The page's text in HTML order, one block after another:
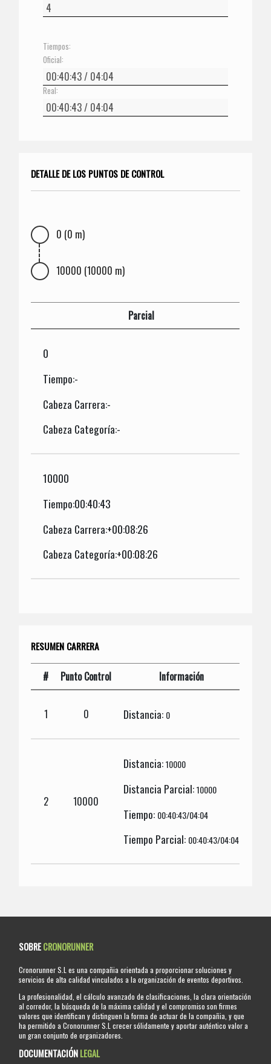
Tiempos:
Oficial:
Real:
DETALLE DE LOS PUNTOS DE CONTROL
0 (0 m)
10000 (10000 m)
Parcial
0
Tiempo:-
Cabeza Carrera:-
Cabeza Categoría:-
10000
Tiempo:00:40:43
Cabeza Carrera:+00:08:26
Cabeza Categoría:+00:08:26
RESUMEN CARRERA
# Punto Control Información
1 0 Distancia: 0
2 10000
Distancia:10000
Distancia Parcial:10000
Tiempo: 00:40:43/04:04
Tiempo Parcial: 00:40:43/04:04
SOBRECRONORUNNER
Cronorunner S.L es una compañia orientada a proporcionar soluciones y
servicios de alta calidad vinculados a la organización de eventos deportivos.
La profesionalidad, el cálculo avanzado de clasificaciones, la clara orientación
al corredor, la búsqueda de la máxima calidad y el compromiso son firmes
valores que identifican y distinguen la forma de actuar de la compañia, y que
ha permitido a Cronorunner S.L crecer sólidamente y aportar auténtico valor a
un gran conjunto de organizadores.
DOCUMENTACIÓNLEGAL